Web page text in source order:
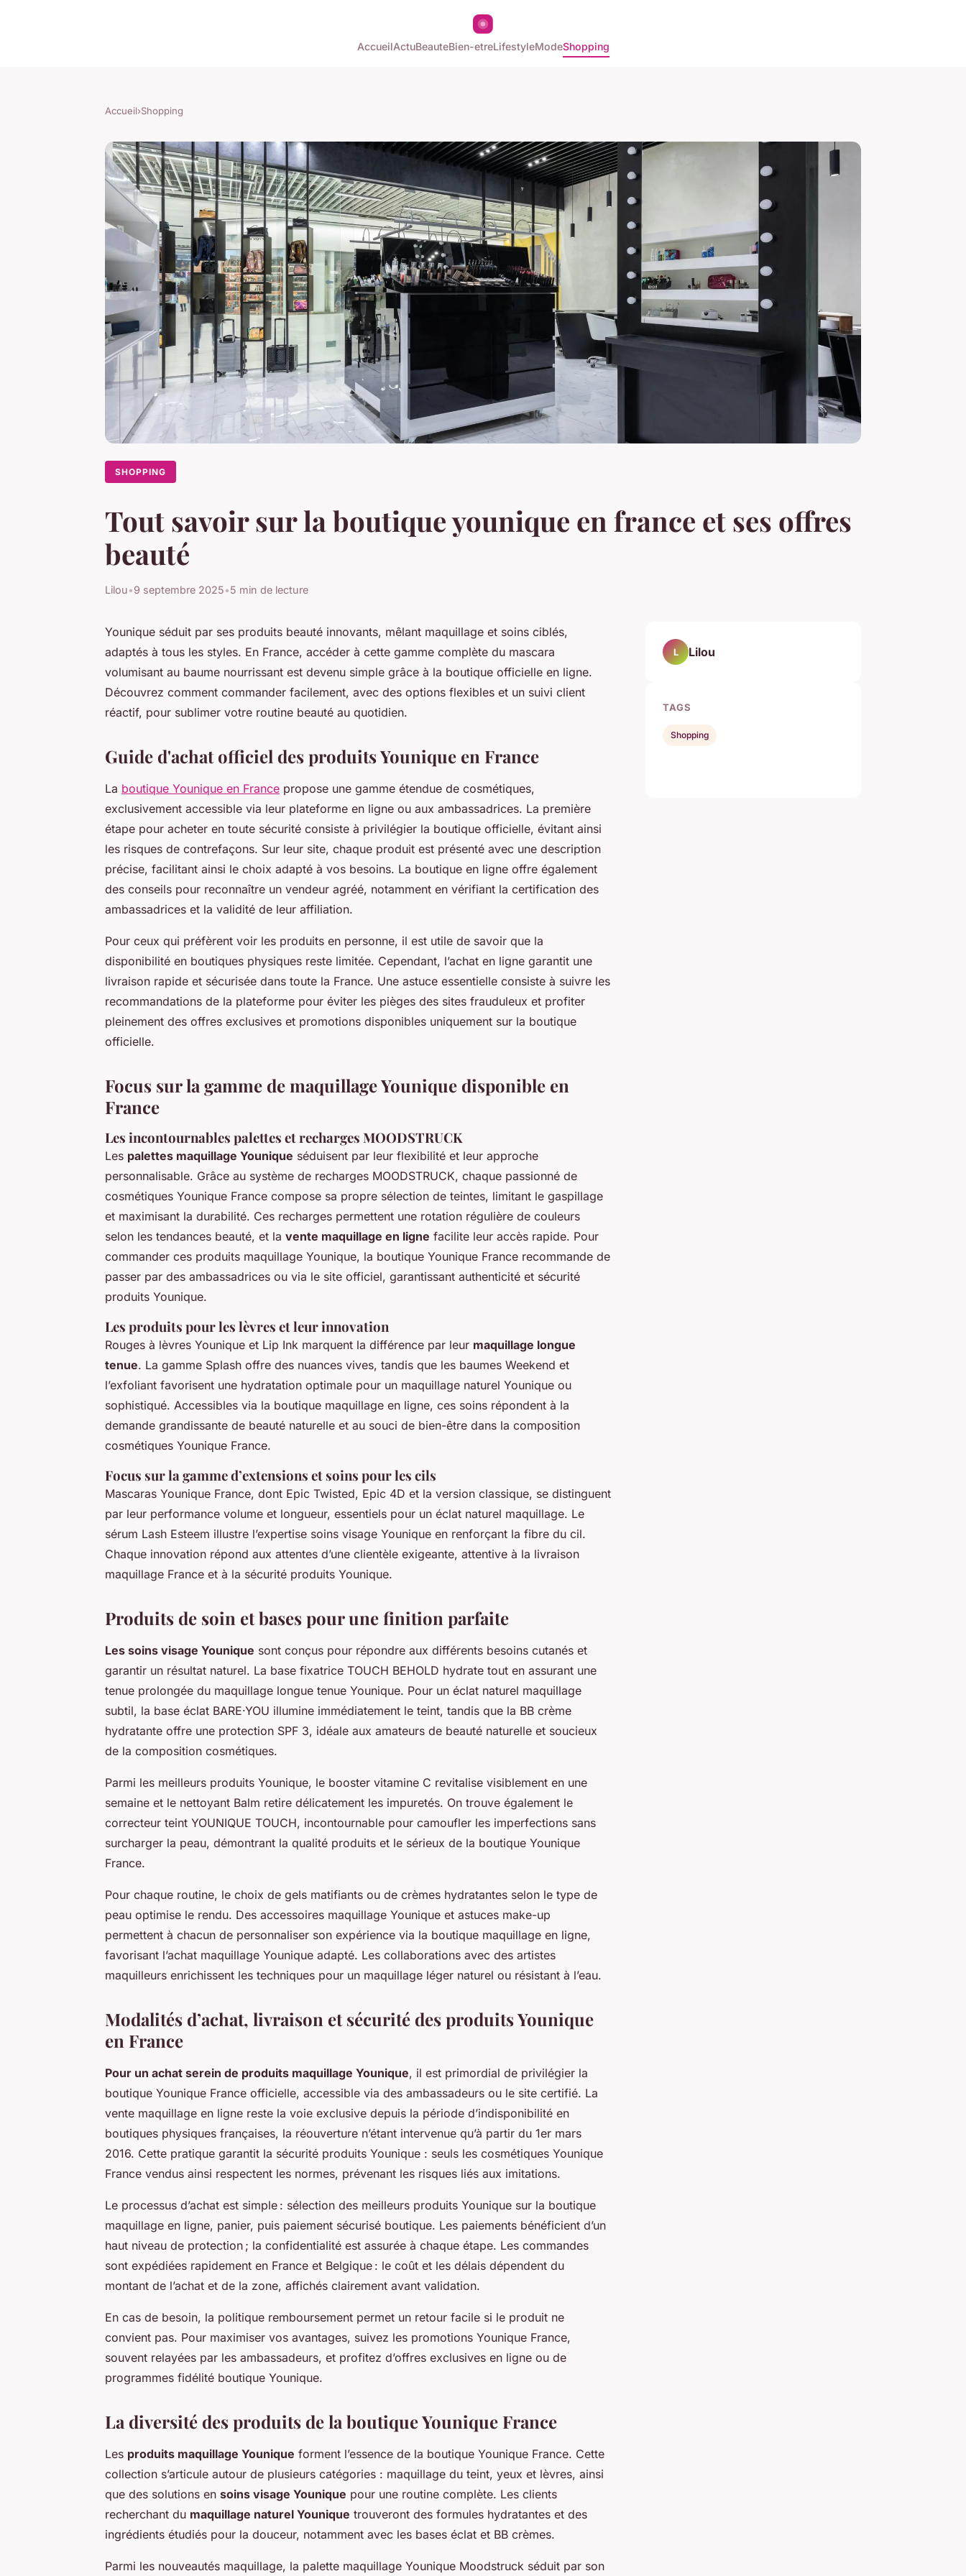
AccueilActuBeauteBien-etreLifestyleModeShopping
Accueil›Shopping
SHOPPING
Tout savoir sur la boutique younique en france et ses offres
beauté
Lilou•9 septembre 2025•5 min de lecture
Younique séduit par ses produits beauté innovants, mêlant maquillage et soins ciblés,
adaptés à tous les styles. En France, accéder à cette gamme complète du mascara
volumisant au baume nourrissant est devenu simple grâce à la boutique officielle en ligne.
Découvrez comment commander facilement, avec des options flexibles et un suivi client
réactif, pour sublimer votre routine beauté au quotidien.
Guide d'achat officiel des produits Younique en France
La boutique Younique en France propose une gamme étendue de cosmétiques,
exclusivement accessible via leur plateforme en ligne ou aux ambassadrices. La première
étape pour acheter en toute sécurité consiste à privilégier la boutique officielle, évitant ainsi
les risques de contrefaçons. Sur leur site, chaque produit est présenté avec une description
précise, facilitant ainsi le choix adapté à vos besoins. La boutique en ligne offre également
des conseils pour reconnaître un vendeur agréé, notamment en vérifiant la certification des
ambassadrices et la validité de leur affiliation.
Pour ceux qui préfèrent voir les produits en personne, il est utile de savoir que la
disponibilité en boutiques physiques reste limitée. Cependant, l’achat en ligne garantit une
livraison rapide et sécurisée dans toute la France. Une astuce essentielle consiste à suivre les
recommandations de la plateforme pour éviter les pièges des sites frauduleux et profiter
pleinement des offres exclusives et promotions disponibles uniquement sur la boutique
officielle.
Focus sur la gamme de maquillage Younique disponible en
France
Les incontournables palettes et recharges MOODSTRUCK
Les palettes maquillage Younique séduisent par leur flexibilité et leur approche
personnalisable. Grâce au système de recharges MOODSTRUCK, chaque passionné de
cosmétiques Younique France compose sa propre sélection de teintes, limitant le gaspillage
et maximisant la durabilité. Ces recharges permettent une rotation régulière de couleurs
selon les tendances beauté, et la vente maquillage en ligne facilite leur accès rapide. Pour
commander ces produits maquillage Younique, la boutique Younique France recommande de
passer par des ambassadrices ou via le site officiel, garantissant authenticité et sécurité
produits Younique.
Les produits pour les lèvres et leur innovation
Rouges à lèvres Younique et Lip Ink marquent la différence par leur maquillage longue
tenue. La gamme Splash offre des nuances vives, tandis que les baumes Weekend et
l’exfoliant favorisent une hydratation optimale pour un maquillage naturel Younique ou
sophistiqué. Accessibles via la boutique maquillage en ligne, ces soins répondent à la
demande grandissante de beauté naturelle et au souci de bien-être dans la composition
cosmétiques Younique France.
Focus sur la gamme d’extensions et soins pour les cils
Mascaras Younique France, dont Epic Twisted, Epic 4D et la version classique, se distinguent
par leur performance volume et longueur, essentiels pour un éclat naturel maquillage. Le
sérum Lash Esteem illustre l’expertise soins visage Younique en renforçant la fibre du cil.
Chaque innovation répond aux attentes d’une clientèle exigeante, attentive à la livraison
maquillage France et à la sécurité produits Younique.
Produits de soin et bases pour une finition parfaite
Les soins visage Younique sont conçus pour répondre aux différents besoins cutanés et
garantir un résultat naturel. La base fixatrice TOUCH BEHOLD hydrate tout en assurant une
tenue prolongée du maquillage longue tenue Younique. Pour un éclat naturel maquillage
subtil, la base éclat BARE·YOU illumine immédiatement le teint, tandis que la BB crème
hydratante offre une protection SPF 3, idéale aux amateurs de beauté naturelle et soucieux
de la composition cosmétiques.
Parmi les meilleurs produits Younique, le booster vitamine C revitalise visiblement en une
semaine et le nettoyant Balm retire délicatement les impuretés. On trouve également le
correcteur teint YOUNIQUE TOUCH, incontournable pour camoufler les imperfections sans
surcharger la peau, démontrant la qualité produits et le sérieux de la boutique Younique
France.
Pour chaque routine, le choix de gels matifiants ou de crèmes hydratantes selon le type de
peau optimise le rendu. Des accessoires maquillage Younique et astuces make-up
permettent à chacun de personnaliser son expérience via la boutique maquillage en ligne,
favorisant l’achat maquillage Younique adapté. Les collaborations avec des artistes
maquilleurs enrichissent les techniques pour un maquillage léger naturel ou résistant à l’eau.
Modalités d’achat, livraison et sécurité des produits Younique
en France
Pour un achat serein de produits maquillage Younique, il est primordial de privilégier la
boutique Younique France officielle, accessible via des ambassadeurs ou le site certifié. La
vente maquillage en ligne reste la voie exclusive depuis la période d’indisponibilité en
boutiques physiques françaises, la réouverture n’étant intervenue qu’à partir du 1er mars
2016. Cette pratique garantit la sécurité produits Younique : seuls les cosmétiques Younique
France vendus ainsi respectent les normes, prévenant les risques liés aux imitations.
Le processus d’achat est simple : sélection des meilleurs produits Younique sur la boutique
maquillage en ligne, panier, puis paiement sécurisé boutique. Les paiements bénéficient d’un
haut niveau de protection ; la confidentialité est assurée à chaque étape. Les commandes
sont expédiées rapidement en France et Belgique : le coût et les délais dépendent du
montant de l’achat et de la zone, affichés clairement avant validation.
En cas de besoin, la politique remboursement permet un retour facile si le produit ne
convient pas. Pour maximiser vos avantages, suivez les promotions Younique France,
souvent relayées par les ambassadeurs, et profitez d’offres exclusives en ligne ou de
programmes fidélité boutique Younique.
La diversité des produits de la boutique Younique France
Les produits maquillage Younique forment l’essence de la boutique Younique France. Cette
collection s’articule autour de plusieurs catégories : maquillage du teint, yeux et lèvres, ainsi
que des solutions en soins visage Younique pour une routine complète. Les clients
recherchant du maquillage naturel Younique trouveront des formules hydratantes et des
ingrédients étudiés pour la douceur, notamment avec les bases éclat et BB crèmes.
Parmi les nouveautés maquillage, la palette maquillage Younique Moodstruck séduit par son
L Lilou
TAGS
Shopping